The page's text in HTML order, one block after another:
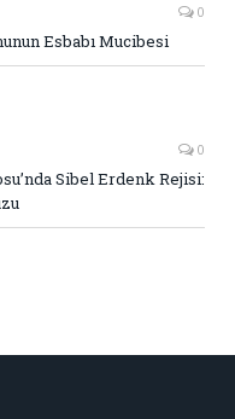
0
Esbabı Mucibesi
0
Sibel Erdenk Rejisi: